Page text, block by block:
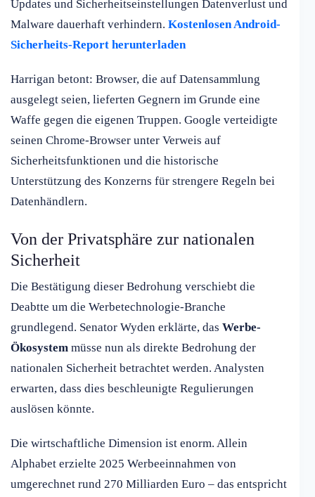
Updates und Sicherheitseinstellungen Datenverlust und
Malware dauerhaft verhindern. Kostenlosen Android-
Sicherheits-Report herunterladen
Harrigan betont: Browser, die auf Datensammlung
ausgelegt seien, lieferten Gegnern im Grunde eine
Waffe gegen die eigenen Truppen. Google verteidigte
seinen Chrome-Browser unter Verweis auf
Sicherheitsfunktionen und die historische
Unterstützung des Konzerns für strengere Regeln bei
Datenhändlern.
Von der Privatsphäre zur nationalen
Sicherheit
Die Bestätigung dieser Bedrohung verschiebt die
Deabtte um die Werbetechnologie-Branche
grundlegend. Senator Wyden erklärte, das Werbe-
Ökosystem müsse nun als direkte Bedrohung der
nationalen Sicherheit betrachtet werden. Analysten
erwarten, dass dies beschleunigte Regulierungen
auslösen könnte.
Die wirtschaftliche Dimension ist enorm. Allein
Alphabet erzielte 2025 Werbeeinnahmen von
umgerechnet rund 270 Milliarden Euro – das entspricht